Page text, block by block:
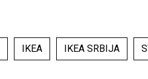
IKEA IKEA SRBIJA